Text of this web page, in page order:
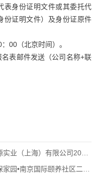
表身份证明文件或其委托代
份证明文件）及身份证原件
00（北京时间）。
表邮件发送（公司名称+联
上海）有限公司2026年度全
京国际颐养社区二期项目大区